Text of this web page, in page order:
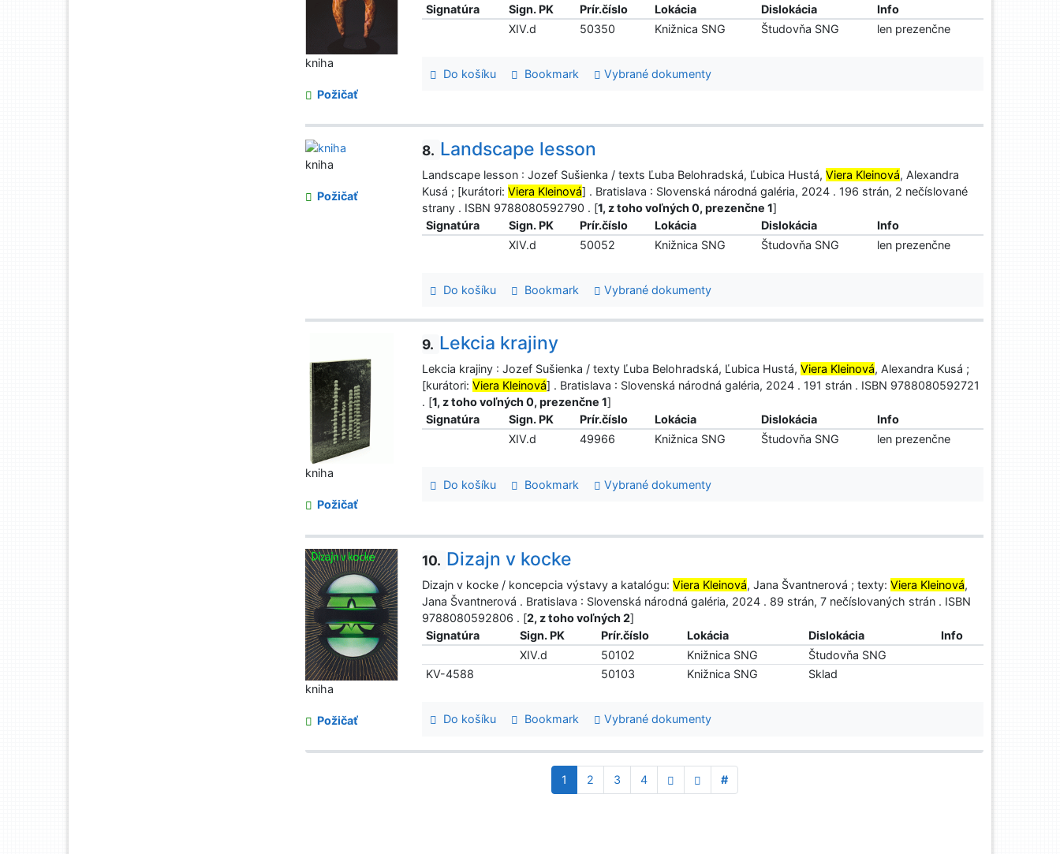
Signatúra
Sign. PK Prír.číslo Lokácia Dislokácia
Info
XIV.d
50350 Knižnica SNG Študovňa SNG len prezenčne
Do košíku Bookmark Vybrané dokumenty
kniha
Požičať
8. Landscape lesson
Landscape lesson : Jozef Sušienka / texts Ľuba Belohradská, Ľubica Hustá,Viera Kleinová, Alexandra
Kusá ; [kurátori:Viera Kleinová] . Bratislava : Slovenská národná galéria, 2024 . 196 strán, 2 nečíslované
strany . ISBN 9788080592790 . [1, z toho voľných 0, prezenčne 1]
Signatúra
Sign. PK Prír.číslo Lokácia Dislokácia
Info
XIV.d
50052 Knižnica SNG Študovňa SNG len prezenčne
Do košíku Bookmark Vybrané dokumenty
kniha
Požičať
9. Lekcia krajiny
Lekcia krajiny : Jozef Sušienka / texty Ľuba Belohradská, Ľubica Hustá,Viera Kleinová, Alexandra Kusá ;
[kurátori:Viera Kleinová] . Bratislava : Slovenská národná galéria, 2024 . 191 strán . ISBN 9788080592721
. [1, z toho voľných 0, prezenčne 1]
Signatúra
Sign. PK Prír.číslo Lokácia Dislokácia
Info
XIV.d
49966 Knižnica SNG Študovňa SNG len prezenčne
Do košíku Bookmark Vybrané dokumenty
kniha
Požičať
10. Dizajn v kocke
Dizajn v kocke / koncepcia výstavy a katalógu:Viera Kleinová, Jana Švantnerová ; texty:Viera Kleinová,
Jana Švantnerová . Bratislava : Slovenská národná galéria, 2024 . 89 strán, 7 nečíslovaných strán . ISBN
9788080592806 . [2, z toho voľných 2]
Signatúra
Sign. PK Prír.číslo Lokácia Dislokácia
Info
XIV.d
50102 Knižnica SNG
Študovňa SNG
KV-4588
50103 Knižnica SNG Sklad
Do košíku Bookmark Vybrané dokumenty
kniha
Požičať
1 2 3 4 #